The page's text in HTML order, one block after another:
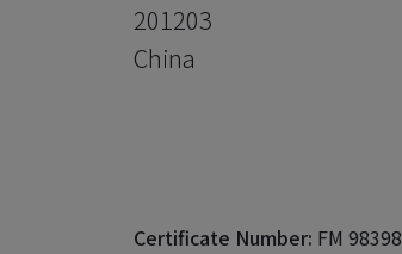
201203
China
Certificate Number: FM 98398